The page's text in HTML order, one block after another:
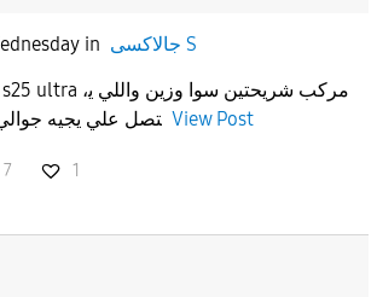
in
جالاكسى S
تصل علي يجيه جوالي مقفل.. ابغى حل View Post
7 1